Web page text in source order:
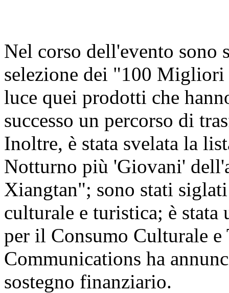
Nel corso dell'evento
selezione dei "100
luce quei prodotti che
successo un percorso di
Inoltre, è stata svelata la
Notturno più 'Giovani'
Xiangtan"; sono stati
culturale e turistica; è
per il Consumo Culturale
Communications ha
sostegno finanziario.